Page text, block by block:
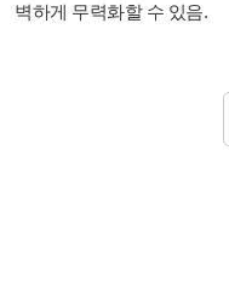
벽하게 무력화할 수 있음.